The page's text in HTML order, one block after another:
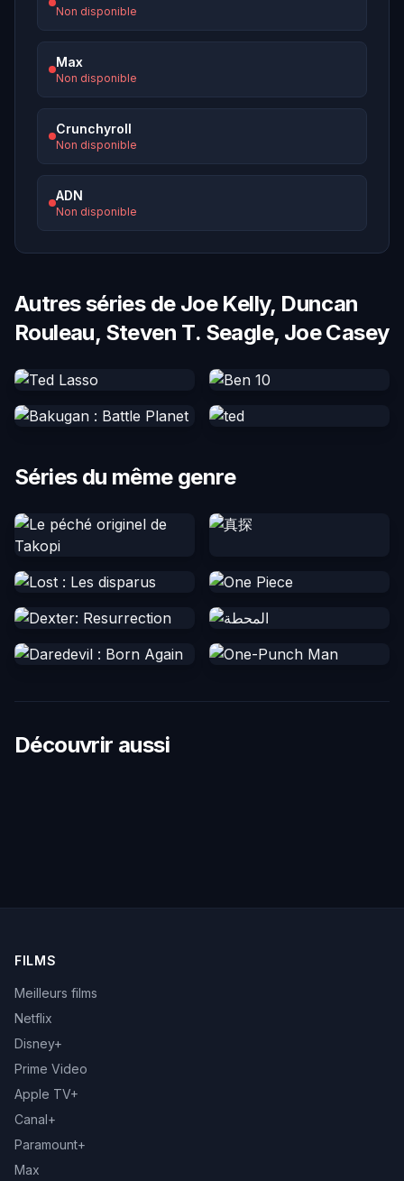
Non disponible
Max
Non disponible
Crunchyroll
Non disponible
ADN
Non disponible
Autres séries de Joe Kelly, Duncan
Rouleau, Steven T. Seagle, Joe Casey
Séries du même genre
Découvrir aussi
FILMS
Meilleurs films
Netflix
Disney+
Prime Video
Apple TV+
Canal+
Paramount+
Max